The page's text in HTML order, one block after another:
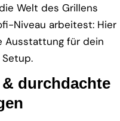
Welt des Grillens
Niveau arbeitest: Hier
für dein
durchdachte